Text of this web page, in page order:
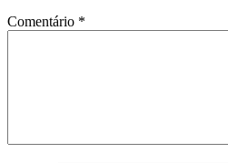
Comentário *